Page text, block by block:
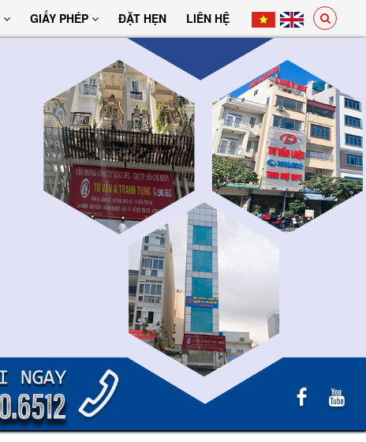
GIẤY PHÉP ĐẶT HẸN LIÊN HỆ